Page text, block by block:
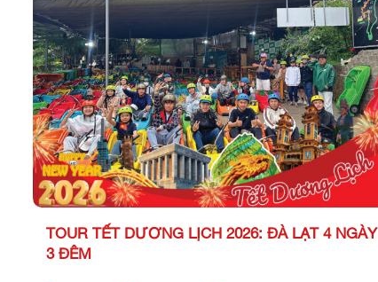
TOUR TẾT DƯƠNG LỊCH 2026: ĐÀ LẠT 4 NGÀY
3 ĐÊM